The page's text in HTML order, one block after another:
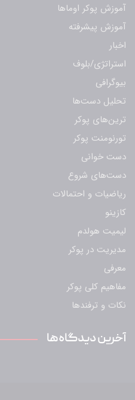
آموزش پوکر اوماها
آموزش پیشرفته
اخبار
استراتژی/بلوف
بیوگرافی
تحلیل دست‌ها
ترین‌های پوکر
تورنومنت پوکر
دست خوانی
دست‌های شروع
ریاضیات و احتمالات
کازینو
لیمیت هولدم
مدیریت در پوکر
معرفی
مفاهیم کلی پوکر
نکات و ترفندها
آخرین دیدگاه‌ها